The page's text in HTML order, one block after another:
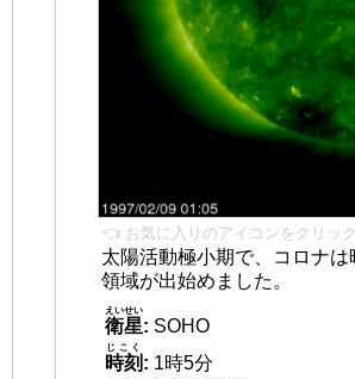
👈 お気に入りのアイコンをクリック
太陽活動極小期で、コロナは
領域が出始めました。
衛星
えいせい
: SOHO
時刻
じこく
: 1時5分